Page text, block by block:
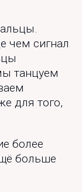
чем сигнал
танцуем
для того,
более
больше